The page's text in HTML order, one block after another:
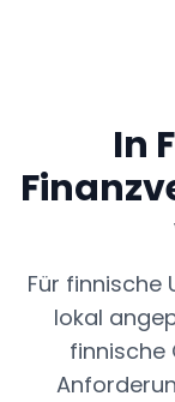
In
Für finnische
lokal
finnische